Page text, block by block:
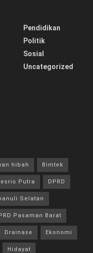
Pendidikan
Politik
Sosial
Uncategorized
hibah Bimtek
Putra DPRD
Selatan
Pasaman Barat
Drainase Ekonomi
Hidayat